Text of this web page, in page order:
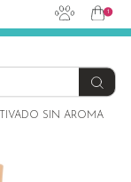
1
SIN AROMA